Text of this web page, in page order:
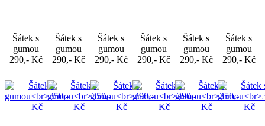
Šátek s
gumou
290,- Kč
Šátek s
gumou
290,- Kč
Šátek s
gumou
290,- Kč
Šátek s
gumou
290,- Kč
Šátek s
gumou
290,- Kč
Šátek s
gumou
290,- Kč